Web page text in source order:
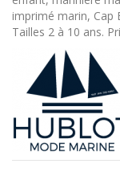
imprimé marin, Cap
Tailles 2 à 10 ans.